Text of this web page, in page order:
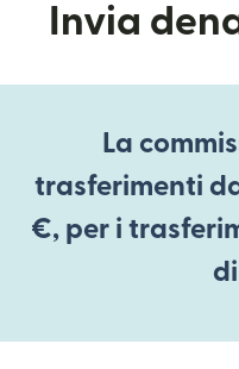
Invia
La
trasferimenti da
€, per i